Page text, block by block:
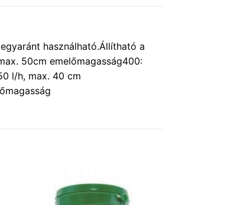
használható.Állítható a
50cm emelőmagasság400:
l/h, max. 40 cm